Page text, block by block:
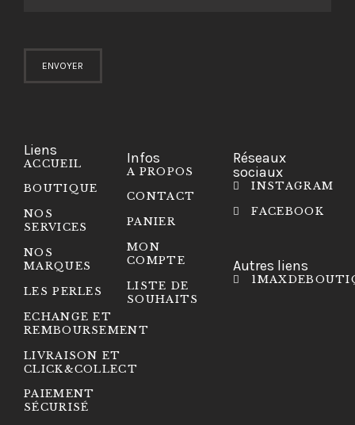
Liens
ACCUEIL
BOUTIQUE
NOS
SERVICES
NOS
MARQUES
LES PERLES
ECHANGE ET
REMBOURSEMENT
LIVRAISON ET
CLICK&COLLECT
PAIEMENT
SÉCURISÉ
Infos
A PROPOS
CONTACT
PANIER
MON
COMPTE
LISTE DE
SOUHAITS
Réseaux
sociaux
INSTAGRAM
FACEBOOK
Autres liens